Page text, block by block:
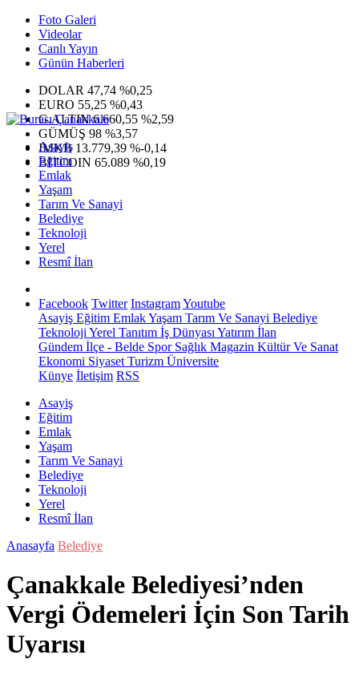
Foto Galeri
Videolar
Canlı Yayın
Günün Haberleri
DOLAR 47,74 %0,25
EURO 55,25 %0,43
G.ALTIN6.660,55 %2,59
GÜMÜŞ 98 %3,57
IMKB 13.779,39 %-0,14
BITCOIN 65.089 %0,19
Asayiş
Eğitim
Emlak
Yaşam
Tarım Ve Sanayi
Belediye
Teknoloji
Yerel
Resmî İlan
Facebook Twitter InstagramYoutube
Asayiş Eğitim EmlakYaşam Tarım Ve Sanayi Belediye
Teknoloji Yerel Tanıtım İş Dünyası Yatırım İlan
Gündem İlçe - Belde SporSağlık Magazin Kültür Ve Sanat
Ekonomi Siyaset Turizm Üniversite
Künye İletişim RSS
Asayiş
Eğitim
Emlak
Yaşam
Tarım Ve Sanayi
Belediye
Teknoloji
Yerel
Resmî İlan
Anasayfa Belediye
Çanakkale Belediyesi’nden
Vergi Ödemeleri İçin Son Tarih
Uyarısı